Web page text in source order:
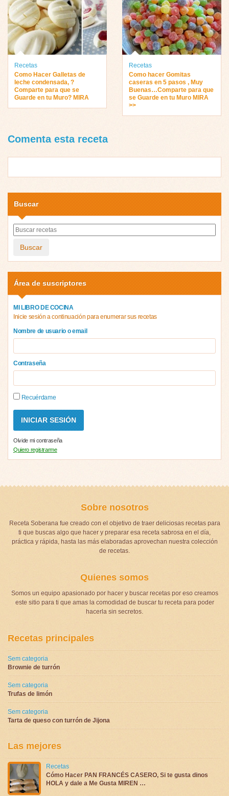
Recetas
Como Hacer Galletas de
leche condensada, ?
Comparte para que se
Guarde en tu Muro? MIRA
Recetas
Como hacer Gomitas
caseras en 5 pasos , Muy
Buenas…Comparte para que
se Guarde en tu Muro MIRA
>>
Comenta esta receta
Buscar
Buscar
Área de suscriptores
MI LIBRO DE COCINA
Inicie sesión a continuación para enumerar sus recetas
Nombre de usuario o email
Contraseña
Recuérdame
Olvide mi contraseña
Quiero registrarme
Sobre nosotros
Receta Soberana fue creado con el objetivo de traer deliciosas recetas para
ti que buscas algo que hacer y preparar esa receta sabrosa en el día,
práctica y rápida, hasta las más elaboradas aprovechan nuestra colección
de recetas.
Quienes somos
Somos un equipo apasionado por hacer y buscar recetas por eso creamos
este sitio para ti que amas la comodidad de buscar tu receta para poder
hacerla sin secretos.
Recetas principales
Sem categoria
Brownie de turrón
Sem categoria
Trufas de limón
Sem categoria
Tarta de queso con turrón de Jijona
Las mejores
Recetas
Cómo Hacer PAN FRANCÉS CASERO, Si te gusta dinos
HOLA y dale a Me Gusta MIREN …